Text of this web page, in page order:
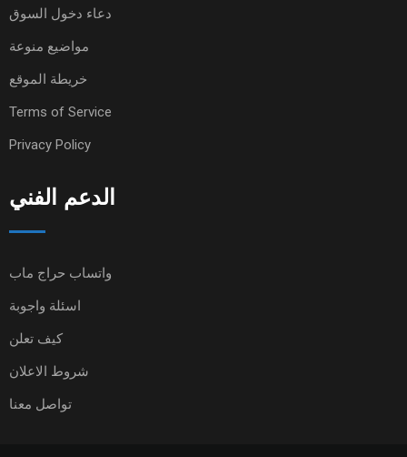
دعاء دخول السوق
مواضيع منوعة
خريطة الموقع
Terms of Service
Privacy Policy
الدعم الفني
واتساب حراج ماب
اسئلة واجوبة
كيف تعلن
شروط الاعلان
تواصل معنا